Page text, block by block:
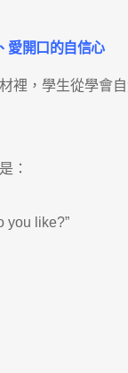
愛開口的自信心
裡，學生從學會
：
you like?”